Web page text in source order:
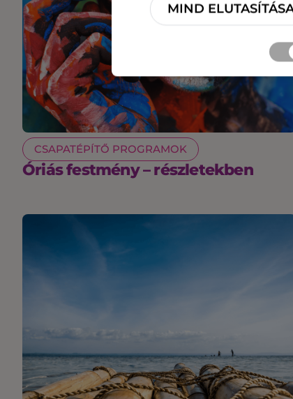
CSAPATÉPÍTŐ PROGRAMOK
Óriás festmény – részletekben
MIND